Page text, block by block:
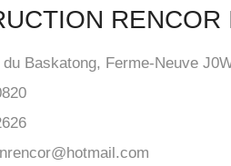
RENCOR
Baskatong, Ferme-Neuve